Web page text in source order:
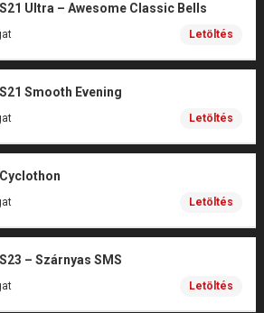
Ultra – Awesome Classic Bells
Letöltés
Smooth Evening
Letöltés
Letöltés
– Szárnyas SMS
Letöltés